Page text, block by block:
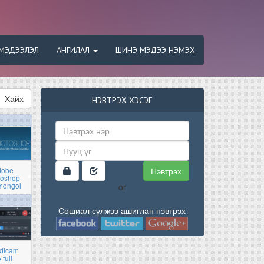
АНГИЛАЛ ШИНЭ МЭДЭЭ НЭМЭХ
Хайх
full
НЭВТРЭХ ХЭСЭГ
Нэвтрэх
or
Сошиал сүлжээ ашиглан нэвтрэх